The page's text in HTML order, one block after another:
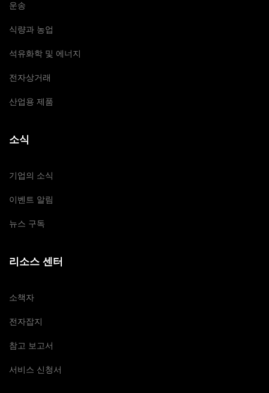
운송
식량과 농업
석유화학 및 에너지
전자상거래
산업용 제품
소식
기업의 소식
이벤트 알림
뉴스 구독
리소스 센터
소책자
전자잡지
참고 보고서
서비스 신청서